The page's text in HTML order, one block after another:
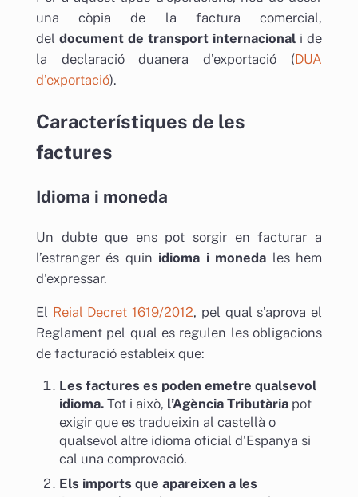
una còpia de la factura comercial,
del document de transport internacional i de
la declaració duanera d’exportació (DUA
d’exportació).
Característiques de les
factures
Idioma i moneda
Un dubte que ens pot sorgir en facturar a
l’estranger és quin idioma i moneda les hem
d’expressar.
El Reial Decret 1619/2012, pel qual s’aprova el
Reglament pel qual es regulen les obligacions
de facturació estableix que:
Les factures es poden emetre qualsevol
idioma.Tot i això, l’Agència Tributària pot
exigir que es tradueixin al castellà o
qualsevol altre idioma oficial d’Espanya si
cal una comprovació.
Els imports que apareixen a les